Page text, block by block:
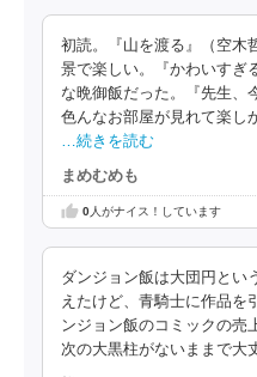
初読。『山を渡る』（空木
景で楽しい。『かわいすぎ
な晩御飯だった。『先生、
色んなお部屋が見れて楽し
…続きを読む
まめむめも
0人がナイス！しています
ダンジョン飯は大団円とい
えたけど、青騎士に作品を
ンジョン飯のコミックの売
次の大黒柱がないままで大